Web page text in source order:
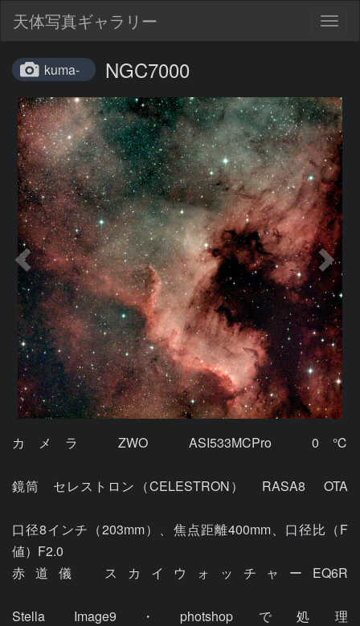
天体写真ギャラリー
kuma- NGC7000
カメラ　ZWO　ASI533MCPro　0℃
鏡筒　セレストロン（CELESTRON）　 RASA8　 OTA
口径8インチ（203mm）、焦点距離400mm、口径比（F
値）F2.0
赤道儀　スカイウォッチャーEQ6R
Stella Image9・photshopで処理